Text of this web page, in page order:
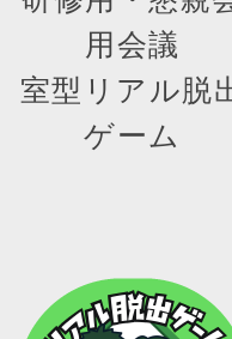
用会議
室型リアル脱
ゲーム